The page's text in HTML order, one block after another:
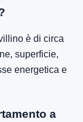
è di circa
superficie,
energetica e
a